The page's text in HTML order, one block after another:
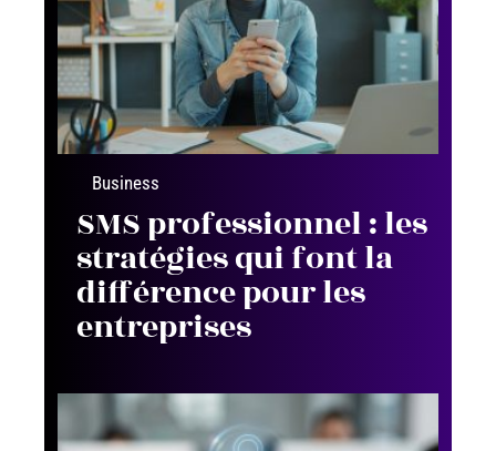
Business
SMS professionnel : les
stratégies qui font la
différence pour les
entreprises